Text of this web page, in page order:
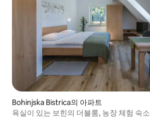
Bohinjska Bistrica의 아파트
욕실이 있는 보힌의 더블룸, 농장 체험 숙소